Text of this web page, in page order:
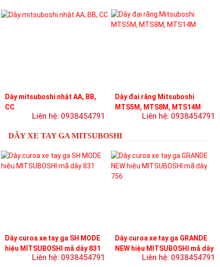
Dây mitsuboshi nhật AA, BB,
CC
Liên hệ: 0938454791
Dây đai răng Mitsuboshi
MTS5M, MTS8M, MTS14M
Liên hệ: 0938454791
DÂY XE TAY GA MITSUBOSHI
Dây curoa xe tay ga SH MODE
hiệu MITSUBOSHI mã dây 831
Liên hệ: 0938454791
Dây curoa xe tay ga GRANDE
NEW hiệu MITSUBOSHI mã dây
Liên hệ: 0938454791